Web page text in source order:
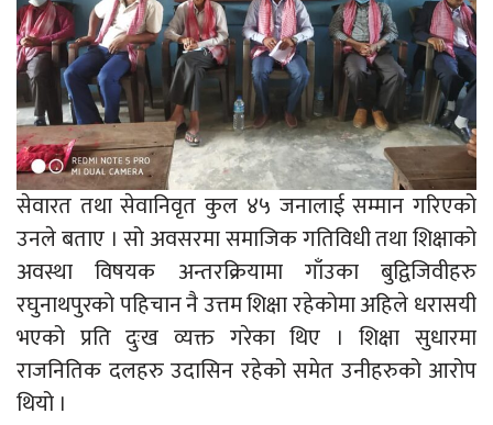
सेवारत तथा सेवानिवृत कुल ४५ जनालाई सम्मान गरिएको
उनले बताए । सो अवसरमा समाजिक गतिविधी तथा शिक्षाको
अवस्था विषयक अन्तरक्रियामा गाँउका बुद्विजिवीहरु
रघुनाथपुरको पहिचान नै उत्तम शिक्षा रहेकोमा अहिले धरासयी
भएको प्रति दुःख व्यक्त गरेका थिए । शिक्षा सुधारमा
राजनितिक दलहरु उदासिन रहेको समेत उनीहरुको आरोप
थियो ।